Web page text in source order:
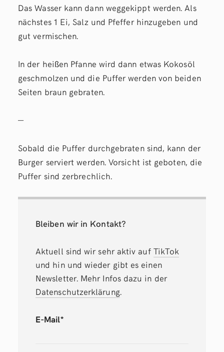
Das Wasser kann dann weggekippt werden. Als
nächstes 1 Ei, Salz und Pfeffer hinzugeben und
gut vermischen.
In der heißen Pfanne wird dann etwas Kokosöl
geschmolzen und die Puffer werden von beiden
Seiten braun gebraten.
—
Sobald die Puffer durchgebraten sind, kann der
Burger serviert werden. Vorsicht ist geboten, die
Puffer sind zerbrechlich.
Bleiben wir in Kontakt?
Aktuell sind wir sehr aktiv auf TikTok
und hin und wieder gibt es einen
Newsletter. Mehr Infos dazu in der
Datenschutzerklärung.
E-Mail*